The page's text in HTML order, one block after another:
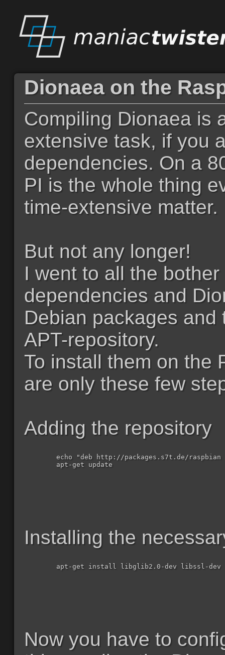
Dionaea on the
Compiling Dionaea is
extensive task, if you
dependencies. On a
PI is the whole thing
time-extensive matter.
But not any longer!
I went to all the
dependencies and
Debian packages
APT-repository.
To install them on the
are only these few
Adding the repository
Installing the
Now you have to